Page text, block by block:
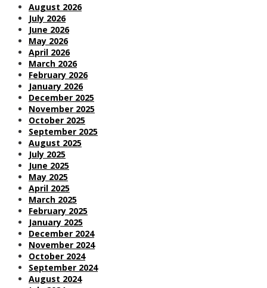
August 2026
July 2026
June 2026
May 2026
April 2026
March 2026
February 2026
January 2026
December 2025
November 2025
October 2025
September 2025
August 2025
July 2025
June 2025
May 2025
April 2025
March 2025
February 2025
January 2025
December 2024
November 2024
October 2024
September 2024
August 2024